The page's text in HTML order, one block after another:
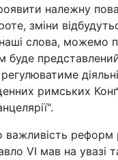
належну
зміни
слова, можемо
буде
римських
важливість реформ
VI мав на увазі